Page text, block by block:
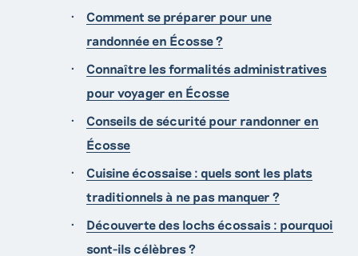
Comment se préparer pour une
randonnée en Écosse ?
Connaître les formalités administratives
pour voyager en Écosse
Conseils de sécurité pour randonner en
Écosse
Cuisine écossaise : quels sont les plats
traditionnels à ne pas manquer ?
Découverte des lochs écossais : pourquoi
sont-ils célèbres ?